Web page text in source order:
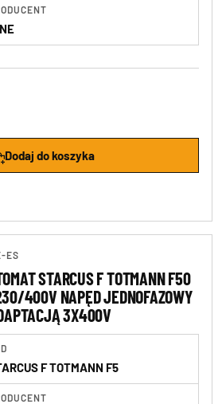
Dodaj do koszyka
ES
STARCUS F TOTMANN F50
400V NAPĘD JEDNOFAZOWY
3X400V
F TOTMANN F5